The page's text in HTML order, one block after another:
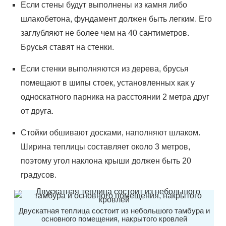
Если стены будут выполнены из камня либо
шлакобетона, фундамент должен быть легким. Его
заглубляют не более чем на 40 сантиметров.
Брусья ставят на стенки.
Если стенки выполняются из дерева, брусья
помещают в шипы стоек, установленных как у
односкатного парника на расстоянии 2 метра друг
от друга.
Стойки обшивают досками, наполняют шлаком.
Ширина теплицы составляет около 3 метров,
поэтому угол наклона крыши должен быть 20
градусов.
Двускатная теплица состоит из небольшого тамбура и
основного помещения, накрытого кровлей